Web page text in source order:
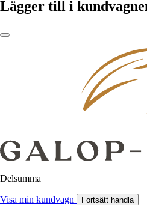
Lägger till i
Delsumma
Visa min kundvagn Fortsätt handla